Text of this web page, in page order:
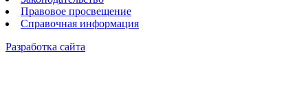
Правовое просвещение
Справочная информация
Разработка сайта